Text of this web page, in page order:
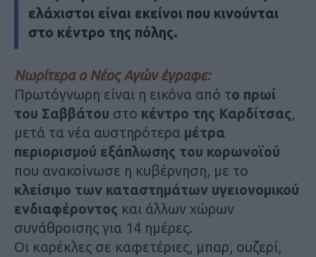
ελάχιστοι είναι εκείνοι που κινούνται
στο κέντρο της πόλης.
Νωρίτερα ο Νέος Αγών έγραφε:
Πρωτόγνωρη είναι η εικόνα από το πρωί
του Σαββάτου στο κέντρο της Καρδίτσας,
μετά τα νέα αυστηρότερα μέτρα
περιορισμού εξάπλωσης του κορωνοϊού
που ανακοίνωσε η κυβέρνηση, με το
κλείσιμο των καταστημάτων υγειονομικού
ενδιαφέροντος και άλλων χώρων
συνάθροισης για 14 ημέρες.
Οι καρέκλες σε καφετέριες, μπαρ, ουζερί,